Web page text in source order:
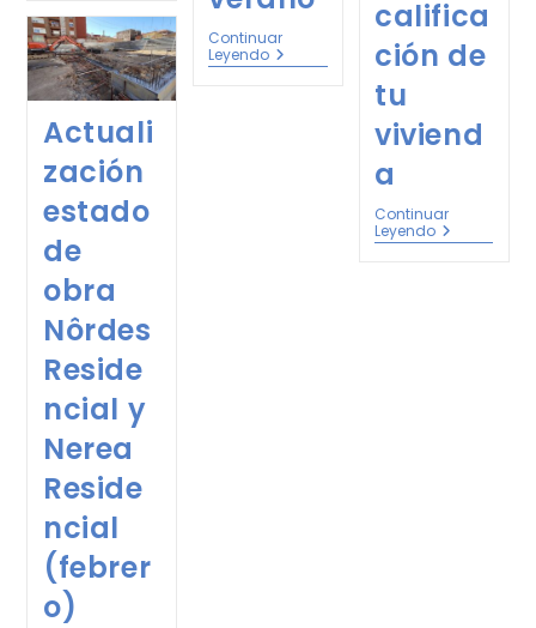
Continuar
Leyendo
califica
ción de
tu
viviend
a
Continuar
Leyendo
Actuali
zación
estado
de
obra
Nôrdes
Reside
ncial y
Nerea
Reside
ncial
(febrer
o)